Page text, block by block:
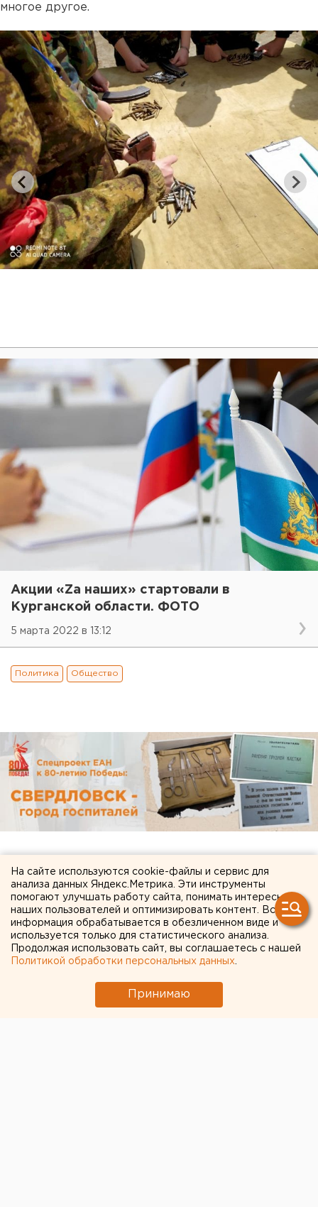
многое другое.
Акции «Zа наших» стартовали в
Курганской области. ФОТО
5 марта 2022 в 13:12
Политика Общество
ЧИТАЙТЕ ТАКЖЕ:
На сайте используются cookie-файлы и сервис для
анализа данных Яндекс.Метрика. Эти инструменты
помогают улучшать работу сайта, понимать интересы
наших пользователей и оптимизировать контент. Вся
информация обрабатывается в обезличенном виде и
используется только для статистического анализа.
Продолжая использовать сайт, вы соглашаетесь с нашей
Политикой обработки персональных данных
Принимаю